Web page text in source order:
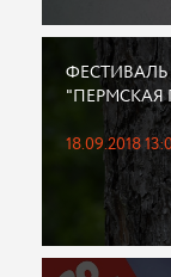
"ПЕРМСКАЯ
18.09.2018